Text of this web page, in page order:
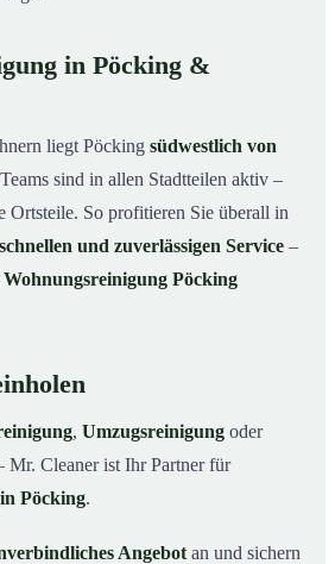
in Pöcking &
liegt Pöcking südwestlich von
sind in allen Stadtteilen aktiv –
Ortsteile. So profitieren Sie überall in
schnellen und zuverlässigen Service –
Wohnungsreinigung Pöcking
, Umzugsreinigung oder
Mr. Cleaner ist Ihr Partner für
Pöcking.
Angebot an und sichern